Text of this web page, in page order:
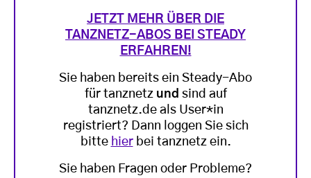
JETZT MEHR ÜBER DIE
TANZNETZ-ABOS BEI STEADY
ERFAHREN!
Sie haben bereits ein Steady-Abo
für tanznetz und sind auf
tanznetz.de als User*in
registriert? Dann loggen Sie sich
bitte hierbei tanznetz ein.
Sie haben Fragen oder Probleme?